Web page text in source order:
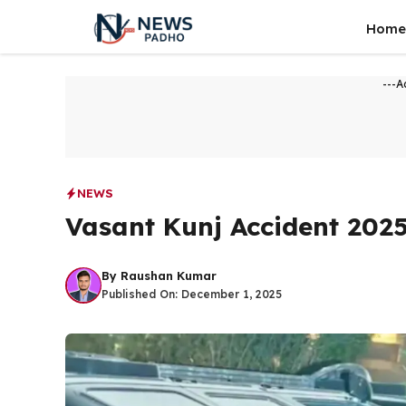
content
Home
---
NEWS
Vasant Kunj Accident
By Raushan Kumar
Published On: December 1, 2025